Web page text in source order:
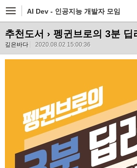
AI Dev - 인공지능 개발자 모임
추천도서 › 펭귄브로의 3분
깊은바다 2020.08.02 15:00:36